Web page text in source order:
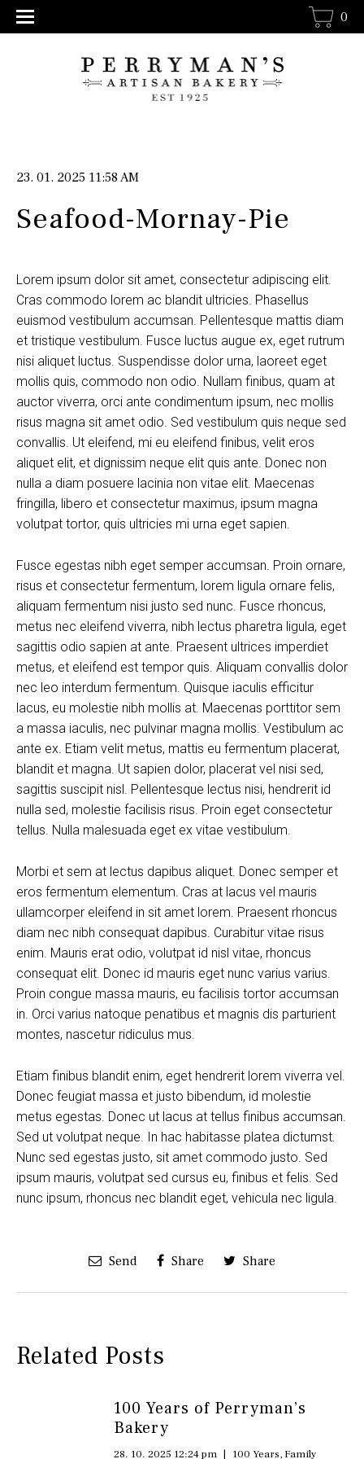
0
23. 01. 2025 11:58 AM
Seafood-Mornay-Pie
Lorem ipsum dolor sit amet, consectetur adipiscing elit.
Cras commodo lorem ac blandit ultricies. Phasellus
euismod vestibulum accumsan. Pellentesque mattis diam
et tristique vestibulum. Fusce luctus augue ex, eget rutrum
nisi aliquet luctus. Suspendisse dolor urna, laoreet eget
mollis quis, commodo non odio. Nullam finibus, quam at
auctor viverra, orci ante condimentum ipsum, nec mollis
risus magna sit amet odio. Sed vestibulum quis neque sed
convallis. Ut eleifend, mi eu eleifend finibus, velit eros
aliquet elit, et dignissim neque elit quis ante. Donec non
nulla a diam posuere lacinia non vitae elit. Maecenas
fringilla, libero et consectetur maximus, ipsum magna
volutpat tortor, quis ultricies mi urna eget sapien.
Fusce egestas nibh eget semper accumsan. Proin ornare,
risus et consectetur fermentum, lorem ligula ornare felis,
aliquam fermentum nisi justo sed nunc. Fusce rhoncus,
metus nec eleifend viverra, nibh lectus pharetra ligula, eget
sagittis odio sapien at ante. Praesent ultrices imperdiet
metus, et eleifend est tempor quis. Aliquam convallis dolor
nec leo interdum fermentum. Quisque iaculis efficitur
lacus, eu molestie nibh mollis at. Maecenas porttitor sem
a massa iaculis, nec pulvinar magna mollis. Vestibulum ac
ante ex. Etiam velit metus, mattis eu fermentum placerat,
blandit et magna. Ut sapien dolor, placerat vel nisi sed,
sagittis suscipit nisl. Pellentesque lectus nisi, hendrerit id
nulla sed, molestie facilisis risus. Proin eget consectetur
tellus. Nulla malesuada eget ex vitae vestibulum.
Morbi et sem at lectus dapibus aliquet. Donec semper et
eros fermentum elementum. Cras at lacus vel mauris
ullamcorper eleifend in sit amet lorem. Praesent rhoncus
diam nec nibh consequat dapibus. Curabitur vitae risus
enim. Mauris erat odio, volutpat id nisl vitae, rhoncus
consequat elit. Donec id mauris eget nunc varius varius.
Proin congue massa mauris, eu facilisis tortor accumsan
in. Orci varius natoque penatibus et magnis dis parturient
montes, nascetur ridiculus mus.
Etiam finibus blandit enim, eget hendrerit lorem viverra vel.
Donec feugiat massa et justo bibendum, id molestie
metus egestas. Donec ut lacus at tellus finibus accumsan.
Sed ut volutpat neque. In hac habitasse platea dictumst.
Nunc sed egestas justo, sit amet commodo justo. Sed
ipsum mauris, volutpat sed cursus eu, finibus et felis. Sed
nunc ipsum, rhoncus nec blandit eget, vehicula nec ligula.
Send Share Share
Related Posts
100 Years of Perryman’s
Bakery
28. 10. 2025 12:24 pm | 100 Years, Family